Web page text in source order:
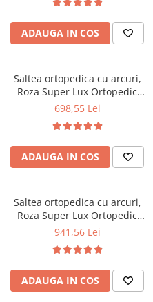
Pantofare
Seturi mobilier hol
Stender haine
Etajere
Cuiere
Mobilier gradinita
Scaune gradinita
Set mese si scaune gradinita
Mobila camera copii
Scaune birou pentru copii
Saltele patuturi copii
Masa si scaune gradinita
arcuri Bonell, reversibila,
banda de aerisire spaceair,
greutate maxima sustinuta
100 kg/utilizator, Salt Confort
ADAUGA IN COS
Saltea ortopedica cu arcuri,
Roza Super Lux Ortopedic
120x200x25cm, fermitate
arcuri Bonell,reversibila,
banda de aerisire spaceair,
greutate maxima sustinuta
100 kg/utilizator, Salt Confort
698,55 Lei
ADAUGA IN COS
Saltea ortopedica cu arcuri,
Roza Super Lux Ortopedic
160x190x25cm, fermitate
arcuri Bonell, fara vara-iarna,
banda de aerisire spaceair,
greutate maxima sustinuta
100 kg/utilizator, Salt Confort
941,56 Lei
ADAUGA IN COS